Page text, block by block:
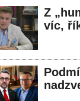
Z
víc,